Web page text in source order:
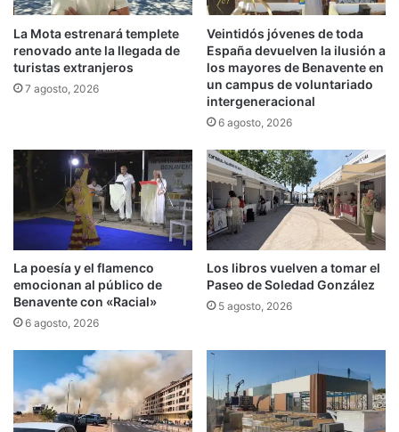
La Mota estrenará templete
renovado ante la llegada de
turistas extranjeros
7 agosto, 2026
Veintidós jóvenes de toda
España devuelven la ilusión a
los mayores de Benavente en
un campus de voluntariado
intergeneracional
6 agosto, 2026
La poesía y el flamenco
emocionan al público de
Benavente con «Racial»
6 agosto, 2026
Los libros vuelven a tomar el
Paseo de Soledad González
5 agosto, 2026